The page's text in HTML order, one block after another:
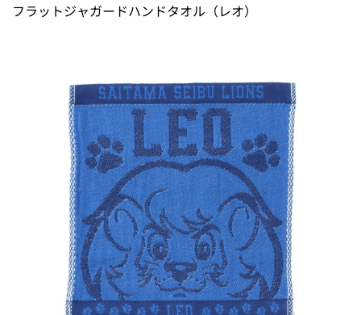
フラットジャガードハンドタオル（レオ）